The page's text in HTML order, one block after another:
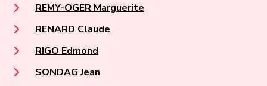
REMY-OGER Marguerite
RENARD Claude
RIGO Edmond
SONDAG Jean